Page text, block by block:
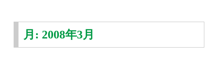
月: 2008年3月